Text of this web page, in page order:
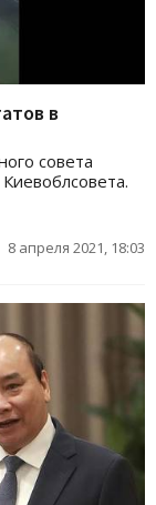
в
совета
8 апреля 2021, 18:03